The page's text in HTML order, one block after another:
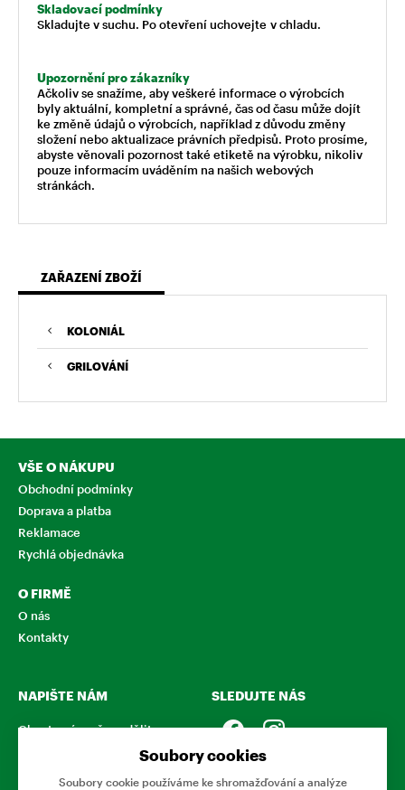
Skladovací podmínky
Skladujte v suchu. Po otevření uchovejte v chladu.
Upozornění pro zákazníky
Ačkoliv se snažíme, aby veškeré informace o výrobcích
byly aktuální, kompletní a správné, čas od času může dojít
ke změně údajů o výrobcích, například z důvodu změny
složení nebo aktualizace právních předpisů. Proto prosíme,
abyste věnovali pozornost také etiketě na výrobku, nikoliv
pouze informacím uváděním na našich webových
stránkách.
ZAŘAZENÍ ZBOŽÍ
KOLONIÁL
GRILOVÁNÍ
VŠE O NÁKUPU
Obchodní podmínky
Doprava a platba
Reklamace
Rychlá objednávka
O FIRMĚ
O nás
Kontakty
NAPIŠTE NÁM
Chcete nám něco sdělit o
shopu? Neváhejte napsat.
SLEDUJTE NÁS
Soubory cookies
Soubory cookie používáme ke shromažďování a analýze